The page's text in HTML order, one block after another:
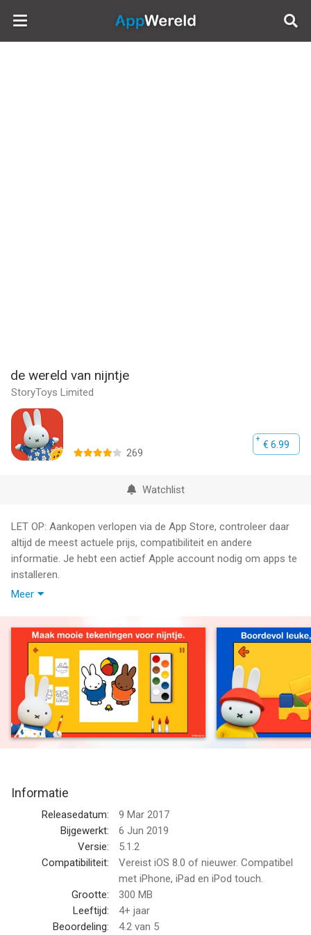
AppWereld
de wereld van nijntje
StoryToys Limited
€ 6.99
269
Watchlist
LET OP: Aankopen verlopen via de App Store, controleer daar
altijd de meest actuele prijs, compatibiliteit en andere
informatie. Je hebt een actief Apple account nodig om apps te
installeren.
Ontdek wat nijntje droomt als ze gaat slapen.
Drijf mee met nijntje op haar magische avontuur.
Gebaseerd op de geliefde prentenboeken van tekenaar Dick
Bruna, en de wereldwijd succesvolle tv-serie: nijntje wordt tot
leven gewekt in een mooie, toegankelijke, interactieve 3d-app.
Ga samen met nijntje op ontdekking door haar wereld.
Ga naar buiten en beleef plezier in tuin. Speel met snuffie, het
schattige hondje. Ga vliegeren. Help nijntje bij het telen van haar
eigen fruit en groenten en bak samen een lekkere taart.
Elke dag zit vol nieuwe verrassingen en ontdekkingen.
Hoe vaker je met nijntje speelt, hoe meer activiteiten je
Rij op haar step, voer haar vis, luister naar verhalen en speel
met blokken.
Meer
Informatie
Releasedatum:
9 Mar 2017
Bijgewerkt:
6 Jun 2019
Versie:
5.1.2
Compatibiliteit:
Vereist iOS 8.0 of nieuwer. Compatibel
met iPhone, iPad en iPod touch.
Grootte:
300 MB
Leeftijd:
4+ jaar
Beoordeling:
4.2 van 5